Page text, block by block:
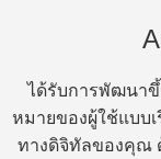
ได้รับการพัฒนาขึ้
หมายของผู้ใช้แบ
ทางดิจิทัลของคุณ